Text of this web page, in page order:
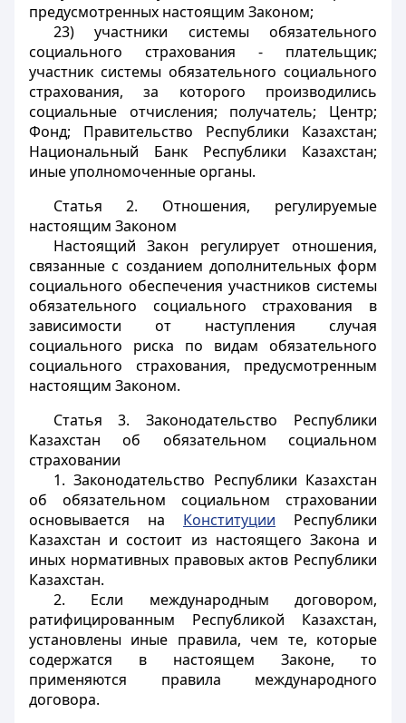
предусмотренных настоящим Законом;
23) участники системы обязательного
социального страхования - плательщик;
участник системы обязательного социального
страхования, за которого производились
социальные отчисления; получатель; Центр;
Фонд; Правительство Республики Казахстан;
Национальный Банк Республики Казахстан;
иные уполномоченные органы.
Статья 2. Отношения, регулируемые
настоящим Законом
Настоящий Закон регулирует отношения,
связанные с созданием дополнительных форм
социального обеспечения участников системы
обязательного социального страхования в
зависимости от наступления случая
социального риска по видам обязательного
социального страхования, предусмотренным
настоящим Законом.
Статья 3. Законодательство Республики
Казахстан об обязательном социальном
страховании
1. Законодательство Республики Казахстан
об обязательном социальном страховании
основывается на Конституции Республики
Казахстан и состоит из настоящего Закона и
иных нормативных правовых актов Республики
Казахстан.
2. Если международным договором,
ратифицированным Республикой Казахстан,
установлены иные правила, чем те, которые
содержатся в настоящем Законе, то
применяются правила международного
договора.